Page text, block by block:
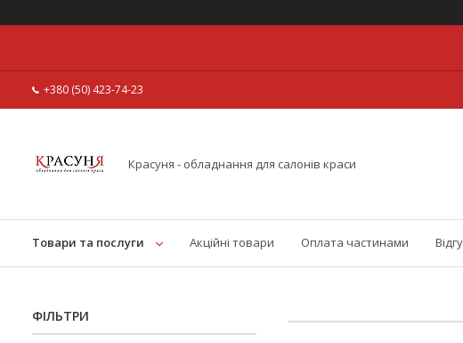
+380 (50) 423-74-23
Красуня - обладнання для салонів краси
Товари та послуги Акційні товари Оплата частинами
ФІЛЬТРИ